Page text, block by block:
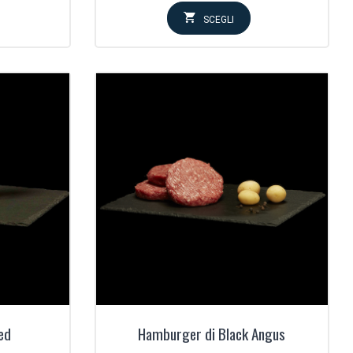
prezzo:
da
190,00€
SCEGLI
Hamburger di Black Angus